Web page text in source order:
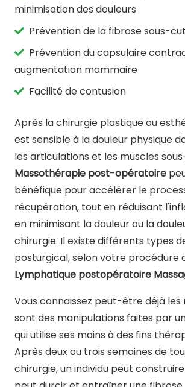
minimisation des douleurs
Prévention de la fibrose sous-
Prévention du capsulaire
augmentation mammaire
Facilité de contusion
Après la chirurgie plastique ou
est sensible à la douleur physique
les articulations et les muscles
Massothérapie post-opératoire
bénéfique pour accélérer le
récupération, tout en réduisant
en minimisant la douleur ou la
chirurgie. Il existe différents types
posturgical, selon votre procédure
Lymphatique postopératoire
Vous connaissez peut-être déjà les
sont des manipulations faites par
qui utilise ses mains à des fins
Après deux ou trois semaines de
chirurgie, un individu peut